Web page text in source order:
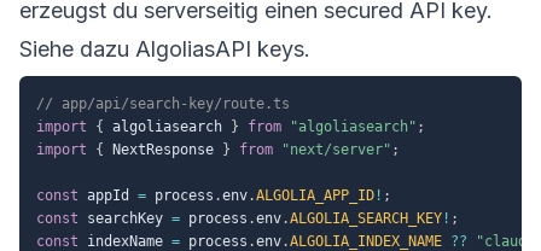
erzeugst du serverseitig einen secured API key.
Siehe dazu AlgoliasAPI keys.
// app/api/search-key/route.ts
import
{ algoliasearch } from "algoliasearch" ;
import
{ NextResponse } from "next/server" ;
const appId = process .env.ALGOLIA_APP_ID ! ;
const searchKey = process .env.ALGOLIA_SEARCH_KEY ! ;
const indexName = process .env.ALGOLIA_INDEX_NAME ??